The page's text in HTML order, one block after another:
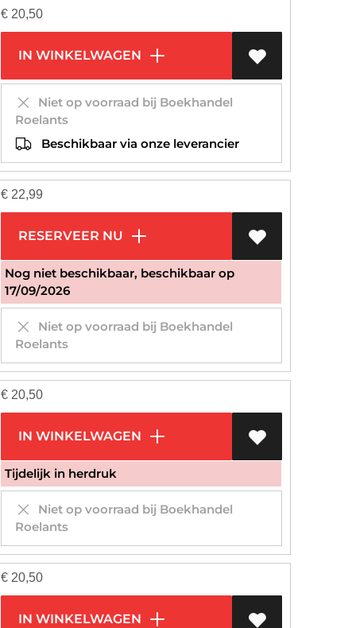
€ 20,50
IN WINKELWAGEN
Niet op voorraad bij Boekhandel
Roelants
Beschikbaar via onze leverancier
€ 22,99
RESERVEER NU
Nog niet beschikbaar, beschikbaar op
17/09/2026
Niet op voorraad bij Boekhandel
Roelants
€ 20,50
IN WINKELWAGEN
Tijdelijk in herdruk
Niet op voorraad bij Boekhandel
Roelants
€ 20,50
IN WINKELWAGEN